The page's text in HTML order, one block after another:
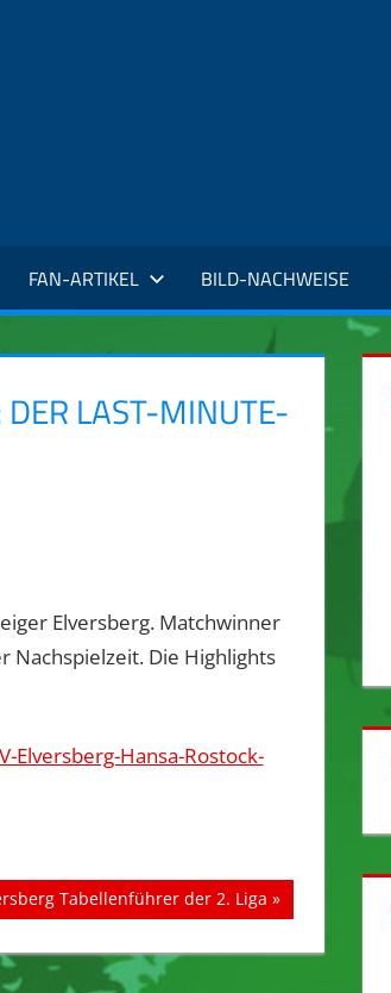
FAN-ARTIKEL BILD-NACHWEISE
DER LAST-MINUTE-
Elversberg. Matchwinner
Nachspielzeit. Die Highlights
Hansa-Rostock-
Tabellenführer der 2. Liga